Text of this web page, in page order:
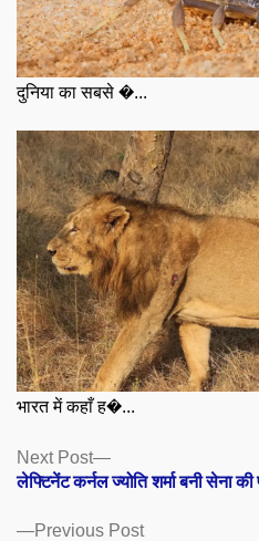
दुनिया का सबसे �...
भारत में कहाँ ह�...
Posts
navigation
Previous PostPrevious
Next Post
Next
post:
लेफ्टिनेंट कर्नल ज्योति शर्मा बनी सेना